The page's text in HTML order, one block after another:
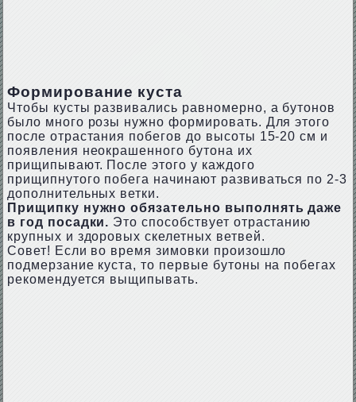
Формирование куста
Чтобы кусты развивались равномерно, а бутонов
было много розы нужно формировать. Для этого
после отрастания побегов до высоты 15-20 см и
появления неокрашенного бутона их
прищипывают. После этого у каждого
прищипнутого побега начинают развиваться по 2-3
дополнительных ветки.
Прищипку нужно обязательно выполнять даже
в год посадки. Это способствует отрастанию
крупных и здоровых скелетных ветвей.
Совет! Если во время зимовки произошло
подмерзание куста, то первые бутоны на побегах
рекомендуется выщипывать.